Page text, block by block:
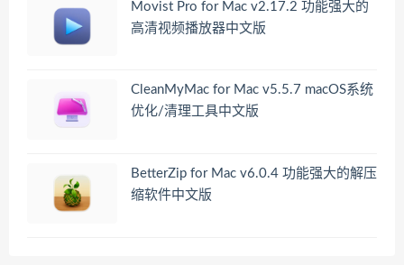
Movist Pro for Mac v2.17.2 功能强大的
高清视频播放器中文版
CleanMyMac for Mac v5.5.7 macOS系统
优化/清理工具中文版
BetterZip for Mac v6.0.4 功能强大的解压
缩软件中文版